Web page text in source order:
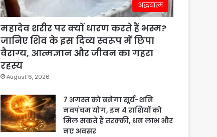
अद्धयात्म
महादेव शरीर पर क्यों धारण करते हैं भस्म?
जानिए शिव के इस दिव्य स्वरूप में छिपा
वैराग्य, आत्मज्ञान और जीवन का गहरा
रहस्य
August 6, 2026
7 अगस्त को बनेगा सूर्य-शनि
नवपंचम योग, इन 4 राशियों को
मिल सकते हैं तरक्की, धन लाभ और
नए अवसर